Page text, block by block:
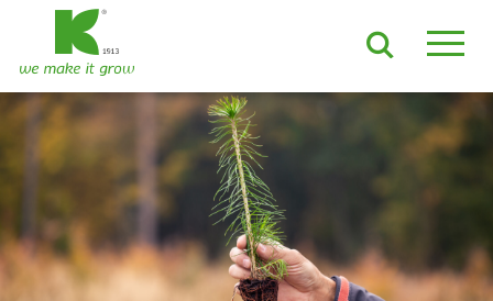
ES FR JA
PRODUCTEN EN OPLOSSINGEN
ADVANCED-substraten
ProLine-substraten
Containermulch